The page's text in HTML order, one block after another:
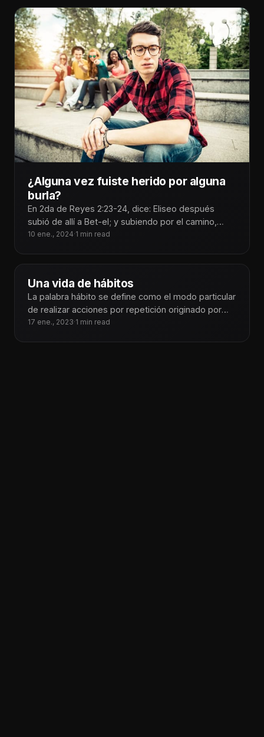
¿Alguna vez fuiste herido por alguna
burla?
En 2da de Reyes 2:23-24, dice: Eliseo después
subió de allí a Bet-el; y subiendo por el camino,
salieron
10 ene., 2024·1 min read
Una vida de hábitos
La palabra hábito se define como el modo particular
de realizar acciones por repetición originado por
tendencias instintivas, traducido a
17 ene., 2023·1 min read